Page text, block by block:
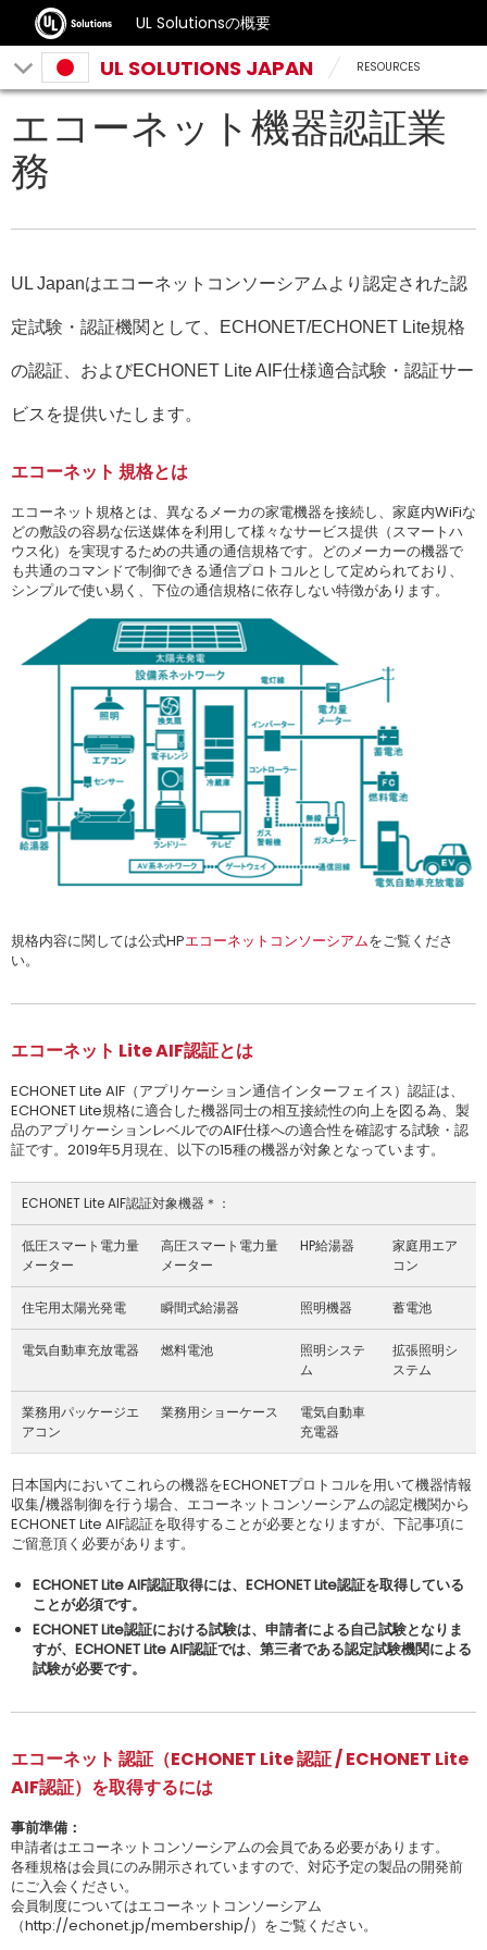
UL Solutionsの概要
UL SOLUTIONS JAPAN RESOURCES
エコーネット機器認証業
務
UL Japanはエコーネットコンソーシアムより認定された認
定試験・認証機関として、ECHONET/ECHONET Lite規格
の認証、およびECHONET Lite AIF仕様適合試験・認証サー
ビスを提供いたします。
エコーネット 規格とは
エコーネット規格とは、異なるメーカの家電機器を接続し、家庭内WiFiな
どの敷設の容易な伝送媒体を利用して様々なサービス提供（スマートハ
ウス化）を実現するための共通の通信規格です。どのメーカーの機器で
も共通のコマンドで制御できる通信プロトコルとして定められており、
シンプルで使い易く、下位の通信規格に依存しない特徴があります。
規格内容に関しては公式HPエコーネットコンソーシアムをご覧くださ
い。
エコーネット Lite AIF認証とは
ECHONET Lite AIF（アプリケーション通信インターフェイス）認証は、
ECHONET Lite規格に適合した機器同士の相互接続性の向上を図る為、製
品のアプリケーションレベルでのAIF仕様への適合性を確認する試験・認
証です。2019年5月現在、以下の15種の機器が対象となっています。
ECHONET Lite AIF認証対象機器＊：
低圧スマート電力量
メーター
高圧スマート電力量
メーター
HP給湯器
家庭用エア
コン
住宅用太陽光発電 瞬間式給湯器 照明機器 蓄電池
電気自動車充放電器 燃料電池
照明システ
ム
拡張照明シ
ステム
業務用パッケージエ
アコン
業務用ショーケース
電気自動車
充電器
日本国内においてこれらの機器をECHONETプロトコルを用いて機器情報
収集/機器制御を行う場合、エコーネットコンソーシアムの認定機関から
ECHONET Lite AIF認証を取得することが必要となりますが、下記事項に
ご留意頂く必要があります。
ECHONET Lite AIF認証取得には、ECHONET Lite認証を取得している
ことが必須です。
ECHONET Lite認証における試験は、申請者による自己試験となりま
すが、 ECHONET Lite AIF認証では、第三者である認定試験機関による
試験が必要です。
エコーネット 認証（ECHONET Lite 認証 / ECHONET Lite
AIF認証）を取得するには
事前準備：
申請者はエコーネットコンソーシアムの会員である必要があります。
各種規格は会員にのみ開示されていますので、対応予定の製品の開発前
にご入会ください。
会員制度についてはエコーネットコンソーシアム
（http://echonet.jp/membership/）をご覧ください。